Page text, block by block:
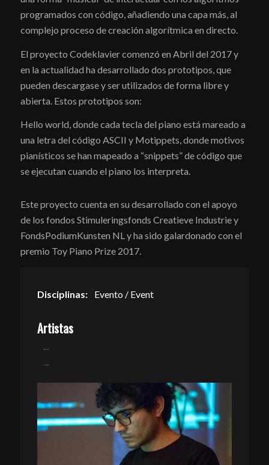
programados con código, añadiendo una capa más, al
complejo proceso de creación algorítmica en directo.
El proyecto Codeklavier comenzó en Abril del 2017 y
en la actualidad ha desarrollado dos prototipos, que
pueden descargase y ser utilizados de forma libre y
abierta. Estos prototipos son:
Hello world, donde cada tecla del piano está mareado a
una letra del código ASCII y Motippets, donde motivos
pianísticos se han mapeado a “snippets” de código que
se ejecutan cuando el piano los interpreta.
Este proyecto cuenta en su desarrollado con el apoyo
de los fondos Stimuleringsfonds Creatieve Industrie y
FondsPodiumKunsten NL y ha sido galardonado con el
premio Toy Piano Prize 2017.
Disciplinas: Evento / Event
Artistas
←
→